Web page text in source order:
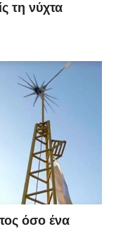
τη νύχτα
όσο ένα